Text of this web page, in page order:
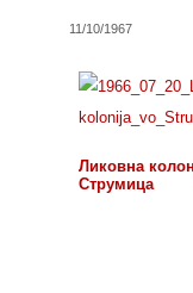
11/10/1967
Ликовна
Струмица